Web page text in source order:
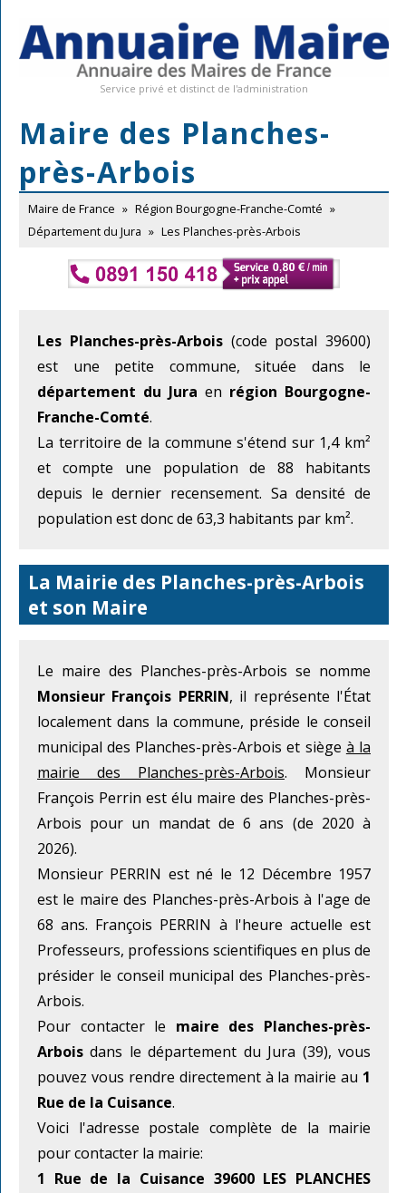
Service privé et distinct de l'administration
Maire des Planches-
près-Arbois
Maire de France » Région Bourgogne-Franche-Comté »
Département du Jura » Les Planches-près-Arbois
Les Planches-près-Arbois(code postal 39600)
est une petite commune, située dans le
département du Jura en région Bourgogne-
Franche-Comté.
La territoire de la commune s'étend sur 1,4 km²
et compte une population de 88 habitants
depuis le dernier recensement. Sa densité de
population est donc de 63,3 habitants par km².
La Mairie des Planches-près-Arbois
et son Maire
Le maire des Planches-près-Arbois se nomme
Monsieur François PERRIN, il représente l'État
localement dans la commune, préside le conseil
municipal des Planches-près-Arbois et siège à la
mairie des Planches-près-Arbois. Monsieur
François Perrin est élu maire des Planches-près-
Arbois pour un mandat de 6 ans (de 2020 à
2026).
Monsieur PERRIN est né le 12 Décembre 1957
est le maire des Planches-près-Arbois à l'age de
68 ans. François PERRIN à l'heure actuelle est
Professeurs, professions scientifiques en plus de
présider le conseil municipal des Planches-près-
Arbois.
Pour contacter le maire des Planches-près-
Arbois dans le département du Jura (39), vous
pouvez vous rendre directement à la mairie au 1
Rue de la Cuisance.
Voici l'adresse postale complète de la mairie
pour contacter la mairie:
1 Rue de la Cuisance 39600 LES PLANCHES